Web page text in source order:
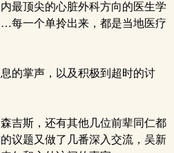
最顶尖的心脏外科方向的医生学
每一个单拎出来，都是当地医疗
的掌声，以及积极到超时的讨
吉斯，还有其他几位前辈同仁都
议题又做了几番深入交流，吴新